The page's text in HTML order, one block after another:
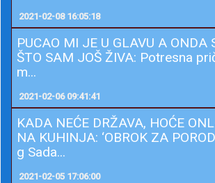
2021-02-08 16:05:18
PUCAO MI JE U GLAVU A ONDA
ŠTO SAM JOŠ ŽIVA: Potresna
m...
2021-02-06 09:41:41
KADA NEĆE DRŽAVA, HOĆE
NA KUHINJA: ‘OBROK ZA
g Sada...
2021-02-05 17:06:00